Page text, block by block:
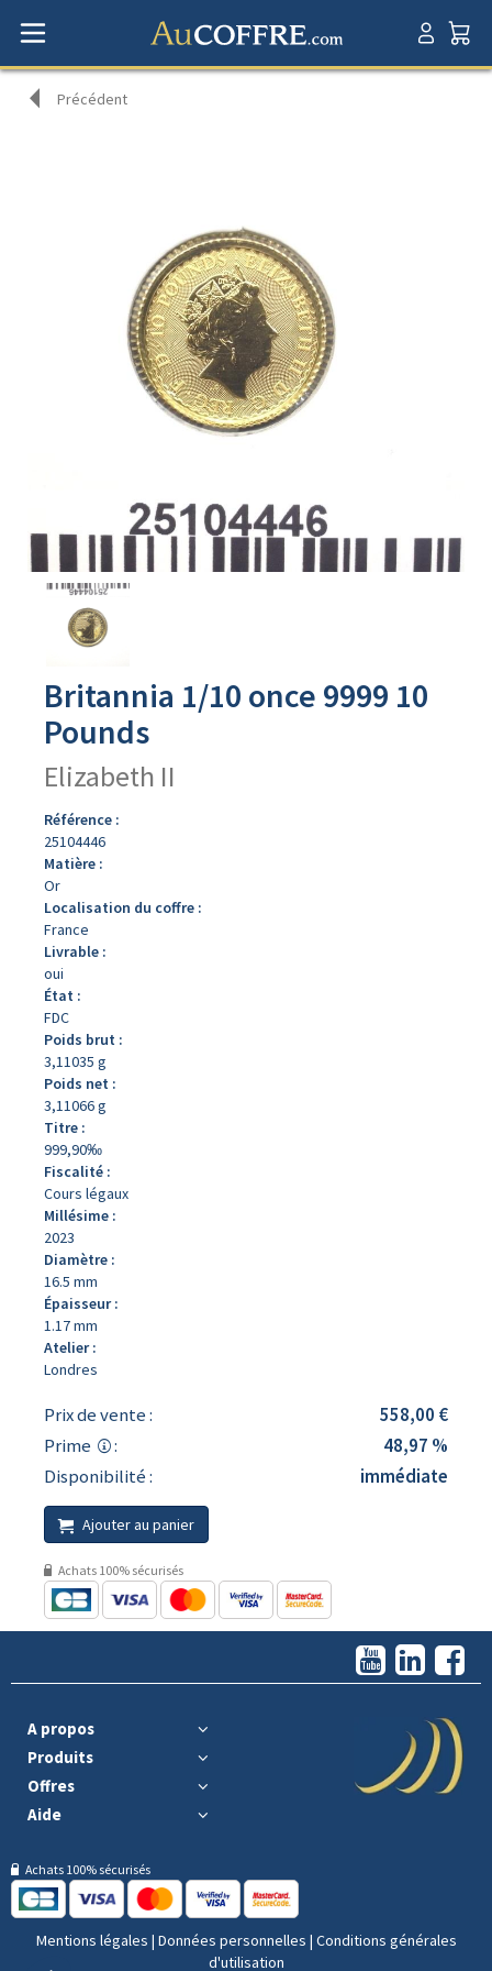
Précédent
Avers
produit
Britannia 1/10 once 9999 10
Pounds
Elizabeth II
Référence :
25104446
Matière :
Or
Localisation du coffre :
France
Livrable :
oui
État :
FDC
Poids brut :
3,11035 g
Poids net :
3,11066 g
Titre :
999,90‰
Fiscalité :
Cours légaux
Millésime :
2023
Diamètre :
16.5 mm
Épaisseur :
1.17 mm
Atelier :
Londres
Prix de vente :
558,00 €
Prime
:
48,97 %
Disponibilité :
immédiate
Ajouter au panier
Achats 100% sécurisés
A propos
Produits
Offres
Aide
Achats 100% sécurisés
Mentions légales | Données personnelles | Conditions générales
d'utilisation